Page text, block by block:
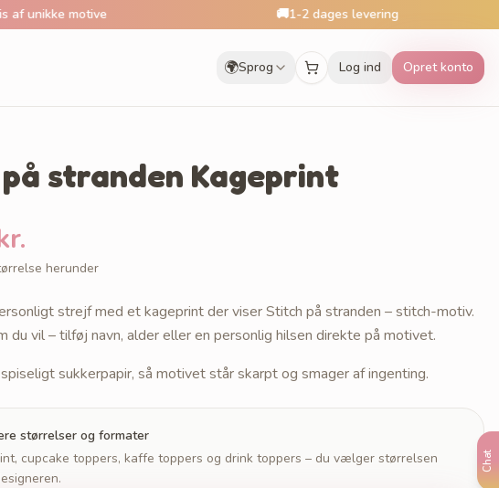
Chat
motive 1-2 dages levering
🌍Sprog Log ind Opret konto
stranden Kageprint
herunder
strejf med et kageprint der viser Stitch på stranden – stitch-motiv.
du vil – tilføj navn, alder eller en personlig hilsen direkte på motivet.
sukkerpapir, så motivet står skarpt og smager af ingenting.
størrelser og formater
cupcake toppers, kaffe toppers og drink toppers – du vælger størrelsen